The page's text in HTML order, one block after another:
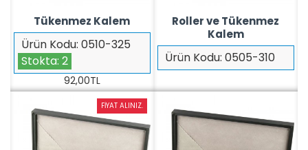
Ürün Kodu: 0510-325
Stokta: 2
Tükenmez Kalem
92,00TL
Ürün Kodu: 0505-310
Roller ve Tükenmez
Kalem
FIYAT ALINIZ.